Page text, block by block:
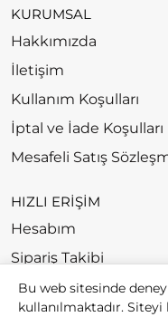
KURUMSAL
Hakkımızda
İletişim
Kullanım Koşulları
İptal ve İade Koşulları
Mesafeli Satış
HIZLI ERİŞİM
Hesabım
Sipariş Takibi
Bu web sitesinde
kullanılmaktadır.